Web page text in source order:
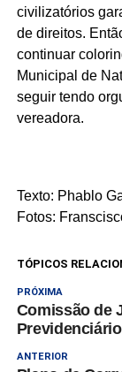
civilizatórios
de direitos.
continuar
Municipal de
seguir tendo
vereadora.
Texto: Phablo
Fotos:
TÓPICOS
PRÓXIMA
Comissão de
ANTERIOR